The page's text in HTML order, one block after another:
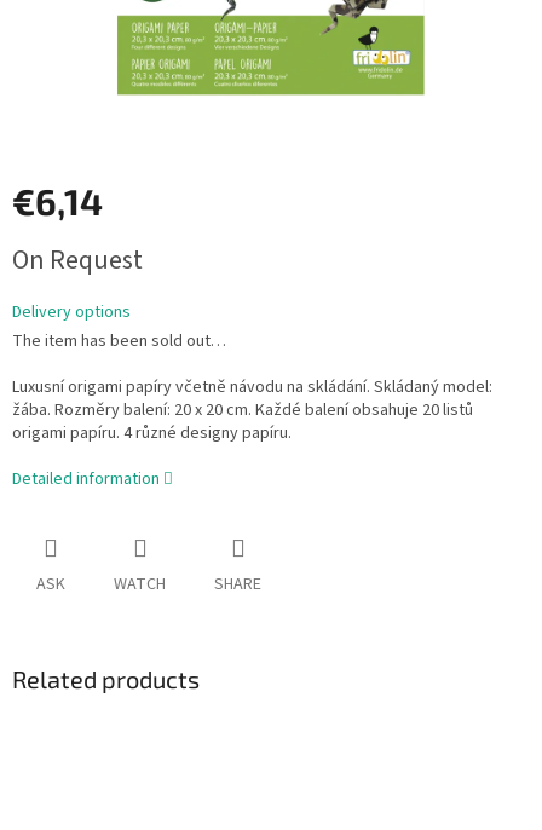
€6,14
price:
On Request
Delivery options
The item has been sold out…
Luxusní origami papíry včetně návodu na skládání. Skládaný model:
žába. Rozměry balení: 20 x 20 cm. Každé balení obsahuje 20 listů
origami papíru. 4 různé designy papíru.
Detailed information
ASK WATCH SHARE
Related products